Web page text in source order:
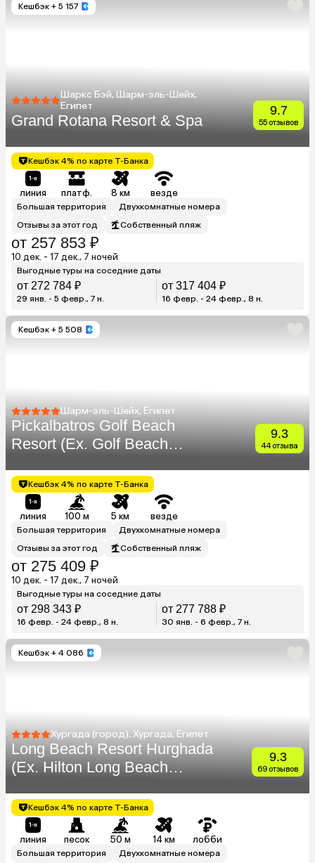
Кешбэк + 5 157
Шаркс Бэй, Шарм-эль-Шейх,
Египет
Grand Rotana Resort & Spa
9.7
55 отзывов
Кешбэк 4% по карте Т-Банка
линия платф. 8 км везде
Большая территория
Двухкомнатные номера
Отзывы за этот год
Собственный пляж
от 257 853 ₽
10 дек. - 17 дек., 7 ночей
Выгодные туры на соседние даты
от 272 784 ₽
29 янв. - 5 февр., 7 н.
от 317 404 ₽
16 февр. - 24 февр., 8 н.
Кешбэк + 5 508
Шарм-эль-Шейх, Египет
Pickalbatros Golf Beach
Resort (Ex. Golf Beach
9.3
44 отзыва
Кешбэк 4% по карте Т-Банка
линия 100 м 5 км везде
Большая территория
Двухкомнатные номера
Отзывы за этот год
Собственный пляж
от 275 409 ₽
10 дек. - 17 дек., 7 ночей
Выгодные туры на соседние даты
от 298 343 ₽
16 февр. - 24 февр., 8 н.
от 277 788 ₽
30 янв. - 6 февр., 7 н.
Кешбэк + 4 086
Хургада (город), Хургада, Египет
Long Beach Resort Hurghada
(Ex. Hilton Long Beach
9.3
69 отзывов
Кешбэк 4% по карте Т-Банка
линия песок 50 м 14 км лобби
Большая территория Двухкомнатные номера